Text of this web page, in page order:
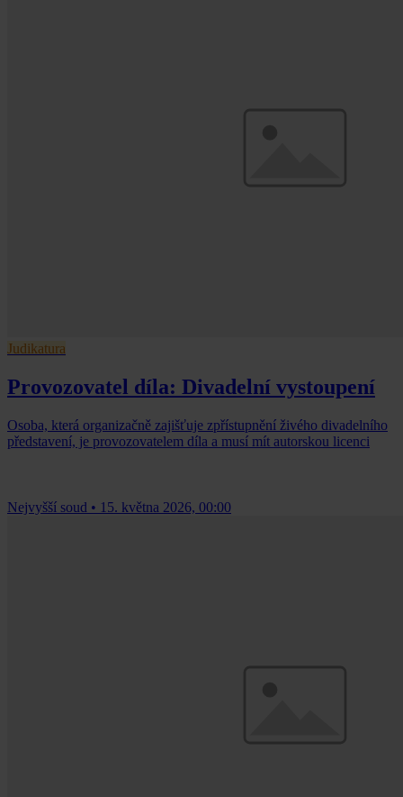
Judikatura
Provozovatel díla: Divadelní vystoupení
Osoba, která organizačně zajišťuje zpřístupnění živého divadelního
představení, je provozovatelem díla a musí mít autorskou licenci
Nejvyšší soud • 15. května 2026, 00:00